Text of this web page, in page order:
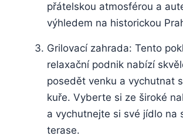
přátelskou atmosférou a
výhledem ‌na ‍historickou
Grilovací zahrada: Tento
relaxační podnik nabízí⁤
⁣posedět‌ venku⁤ a⁢ vychutnat
kuře. Vyberte si ze široké
a vychutnejte si své jídlo na⁢
terase.